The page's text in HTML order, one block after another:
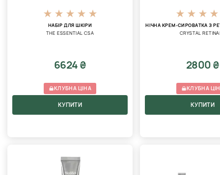
НАБІР ДЛЯ ШКІРИ
THE ESSENTIAL CSA
6624 ₴
КЛУБНА ЦІНА
КУПИТИ
НІЧНА КРЕМ-СИРОВАТКА З
CRYSTAL
2800 ₴
КЛУБНА
КУПИТИ